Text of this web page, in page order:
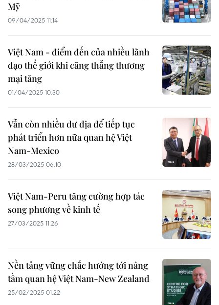
Mỹ
09/04/2025 11:14
Việt Nam - điểm đến của nhiều lãnh
đạo thế giới khi căng thẳng thương
mại tăng
01/04/2025 10:30
Vẫn còn nhiều dư địa để tiếp tục
phát triển hơn nữa quan hệ Việt
Nam-Mexico
28/03/2025 06:10
Việt Nam-Peru tăng cường hợp tác
song phương về kinh tế
27/03/2025 11:26
Nền tảng vững chắc hướng tới nâng
tầm quan hệ Việt Nam-New Zealand
25/02/2025 01:22